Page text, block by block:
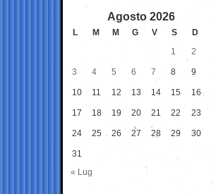
Agosto 2026
L M M G V S
D
1
2
3 4 5 6 7 8 9
10 11 12 13 14 15 16
17 18 19 20 21 22 23
24 25 26 27 28 29 30
31
« Lug